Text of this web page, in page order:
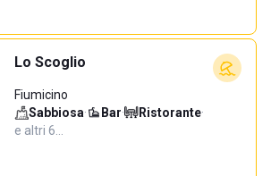
Lo Scoglio
Fiumicino
Sabbiosa· Bar· Ristorante·
e altri 6…